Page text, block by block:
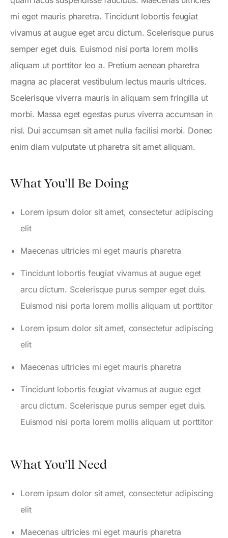
mi eget mauris pharetra. Tincidunt lobortis feugiat
vivamus at augue eget arcu dictum. Scelerisque purus
semper eget duis. Euismod nisi porta lorem mollis
aliquam ut porttitor leo a. Pretium aenean pharetra
magna ac placerat vestibulum lectus mauris ultrices.
Scelerisque viverra mauris in aliquam sem fringilla ut
morbi. Massa eget egestas purus viverra accumsan in
nisl. Dui accumsan sit amet nulla facilisi morbi. Donec
enim diam vulputate ut pharetra sit amet aliquam.
What You’ll Be Doing
Lorem ipsum dolor sit amet, consectetur adipiscing
elit
Maecenas ultricies mi eget mauris pharetra
Tincidunt lobortis feugiat vivamus at augue eget
arcu dictum. Scelerisque purus semper eget duis.
Euismod nisi porta lorem mollis aliquam ut porttitor
Lorem ipsum dolor sit amet, consectetur adipiscing
elit
Maecenas ultricies mi eget mauris pharetra
Tincidunt lobortis feugiat vivamus at augue eget
arcu dictum. Scelerisque purus semper eget duis.
Euismod nisi porta lorem mollis aliquam ut porttitor
What You’ll Need
Lorem ipsum dolor sit amet, consectetur adipiscing
elit
Maecenas ultricies mi eget mauris pharetra